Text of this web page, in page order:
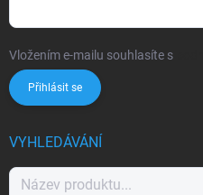
Vložením e-mailu souhlasíte s
Přihlásit se
VYHLEDÁVÁNÍ